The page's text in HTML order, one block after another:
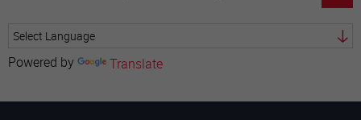
Powered by Translate